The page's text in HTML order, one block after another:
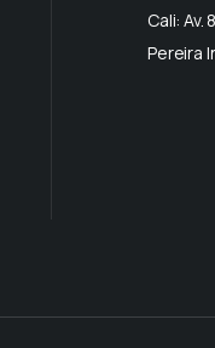
Cali:
Pereira